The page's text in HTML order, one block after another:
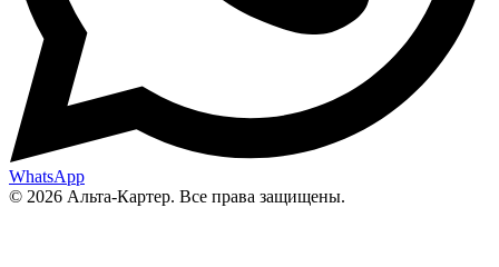
WhatsApp
© 2026 Альта-Картер. Все права защищены.